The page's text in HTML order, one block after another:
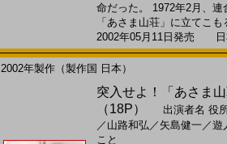
命だった。 1972年2月、
「あさま山荘」に立てこ
2002年05月11日発売 日
2002年製作（製作国 日本）
突入せよ！「あさま
（18P）
出演者名 役
／ 山路和弘 ／ 矢島健一 ／遊
こと